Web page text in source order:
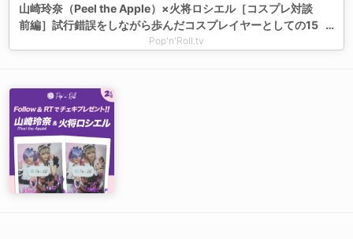
山崎玲奈（Peel the Apple）×火将ロシエル［コスプレ対談
前編］試行錯誤をしながら歩んだコスプレイヤーとしての15
年「イベントで撮ってもらう写真で少しずつ研究していきま
Pop'n'Roll.tv